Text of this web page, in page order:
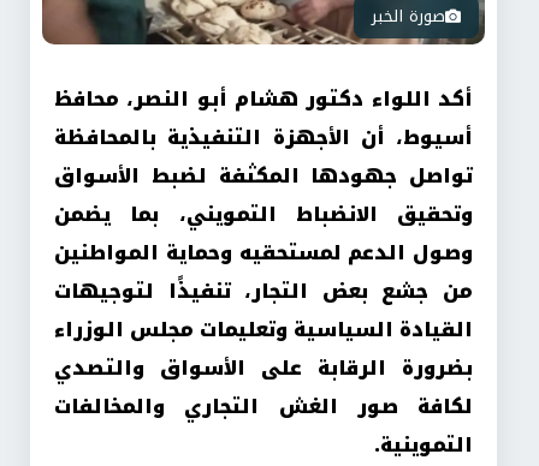
صورة الخبر
أكد اللواء دكتور هشام أبو النصر، محافظ
أسيوط، أن الأجهزة التنفيذية بالمحافظة
تواصل جهودها المكثفة لضبط الأسواق
وتحقيق الانضباط التمويني، بما يضمن
وصول الدعم لمستحقيه وحماية المواطنين
من جشع بعض التجار، تنفيذًا لتوجيهات
القيادة السياسية وتعليمات مجلس الوزراء
بضرورة الرقابة على الأسواق والتصدي
لكافة صور الغش التجاري والمخالفات
التموينية.